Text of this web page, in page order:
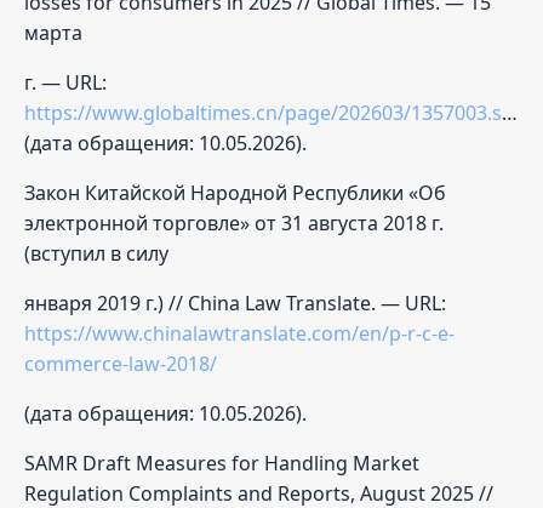
марта
г. — URL:
https://www.globaltimes.cn/page/202603/1357003.shtml
(дата обращения: 10.05.2026).
Закон Китайской Народной Республики «Об
электронной торговле» от 31 августа 2018 г.
(вступил в силу
января 2019 г.) // China Law Translate. — URL:
https://www.chinalawtranslate.com/en/p-r-c-e-
commerce-law-2018/
(дата обращения: 10.05.2026).
SAMR Draft Measures for Handling Market
Regulation Complaints and Reports, August 2025 //